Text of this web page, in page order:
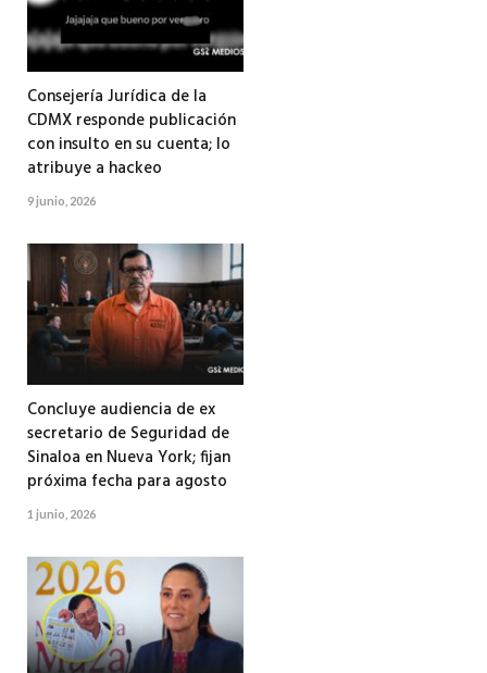
Consejería Jurídica de la
CDMX responde publicación
con insulto en su cuenta; lo
atribuye a hackeo
9 junio, 2026
Concluye audiencia de ex
secretario de Seguridad de
Sinaloa en Nueva York; fijan
próxima fecha para agosto
1 junio, 2026